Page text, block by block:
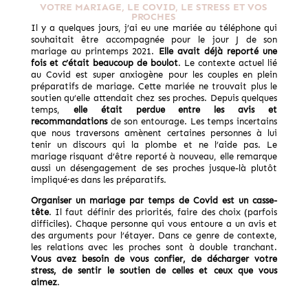
VOTRE MARIAGE, LE COVID, LE STRESS ET VOS
PROCHES
Il y a quelques jours, j’ai eu une mariée au téléphone qui
souhaitait être accompagnée pour le jour J de son
mariage au printemps 2021. Elle avait déjà reporté une
fois et c’était beaucoup de boulot. Le contexte actuel lié
au Covid est super anxiogène pour les couples en plein
préparatifs de mariage. Cette mariée ne trouvait plus le
soutien qu’elle attendait chez ses proches. Depuis quelques
temps, elle était perdue entre les avis et
recommandationsde son entourage. Les temps incertains
que nous traversons amènent certaines personnes à lui
tenir un discours qui la plombe et ne l’aide pas. Le
mariage risquant d’être reporté à nouveau, elle remarque
aussi un désengagement de ses proches jusque-là plutôt
impliqué·es dans les préparatifs.
Organiser un mariage par temps de Covid est un casse-
tête. Il faut définir des priorités, faire des choix (parfois
difficiles). Chaque personne qui vous entoure a un avis et
des arguments pour l’étayer. Dans ce genre de contexte,
les relations avec les proches sont à double tranchant.
Vous avez besoin de vous confier, de décharger votre
stress, de sentir le soutien de celles et ceux que vous
aimez.